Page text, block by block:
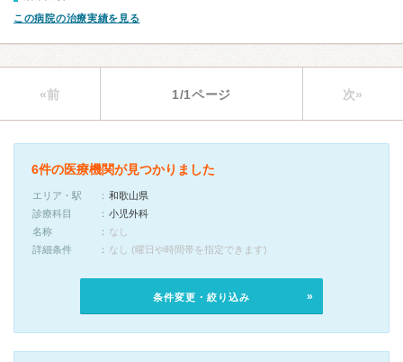
この病院の治療実績を見る
«前 1/1ページ 次»
6件の医療機関が見つかりました
エリア・駅
和歌山県
診療科目
小児外科
名称
なし
詳細条件
なし (曜日や時間帯を指定できます)
条件変更・絞り込み